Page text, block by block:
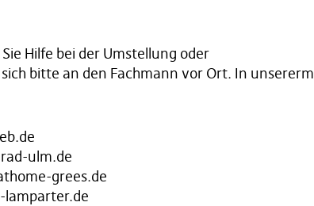
Hilfe bei der Umstellung oder
bitte an den Fachmann vor Ort. In unsererm
ulm.de
grees.de
lamparter.de